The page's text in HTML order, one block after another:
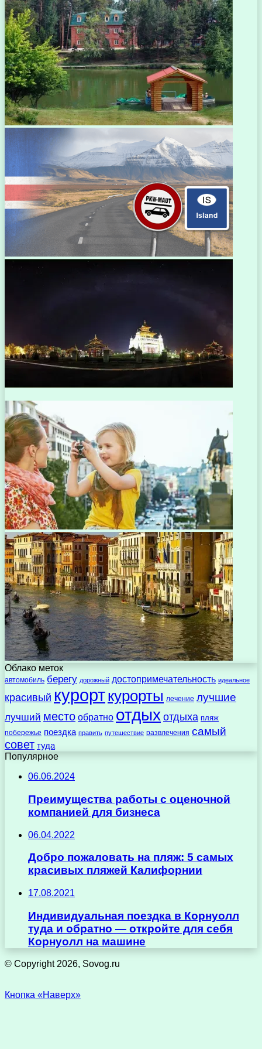
Облако меток
автомобиль берегу дорожный достопримечательность идеальное
красивый курорткурорты лечение лучшие
лучший место обратно отдыхотдыха пляж
побережье поездка править путешествие развлечения самый
совет туда
Популярное
06.06.2024
Преимущества работы с оценочной
компанией для бизнеса
06.04.2022
Добро пожаловать на пляж: 5 самых
красивых пляжей Калифорнии
17.08.2021
Индивидуальная поездка в Корнуолл
туда и обратно — откройте для себя
Корнуолл на машине
© Copyright 2026, Sovog.ru
Кнопка «Наверх»